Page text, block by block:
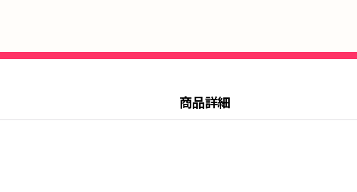
商品詳細